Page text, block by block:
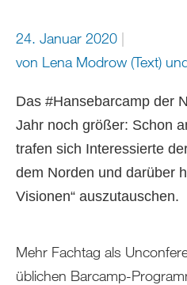
24. Januar 2020
von Lena Modrow (Text)
Das #Hansebarcamp der
Jahr noch größer: Schon
trafen sich Interessierte
dem Norden und darüber
Visionen“ auszutauschen.
Mehr Fachtag als
üblichen Barcamp-